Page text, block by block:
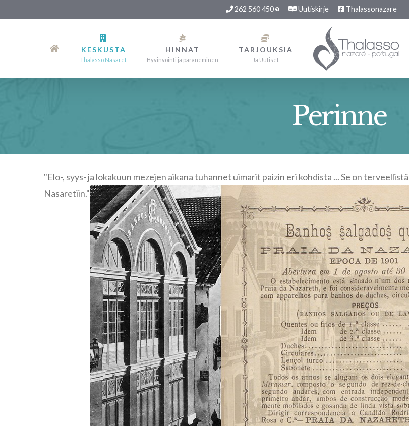
262 560 450 Uutiskirje Thalassonazare
KESKUSTA
Thalasso Nasaret
HINNAT
Hyvinvointi ja paraneminen
TARJOUKSIA
Ja Uutiset
Perinne
"Elo-, syys- ja lokakuun mezejen aikana tuhannet uimarit paizin eri kohdista ... Se on
Nasaretiin."